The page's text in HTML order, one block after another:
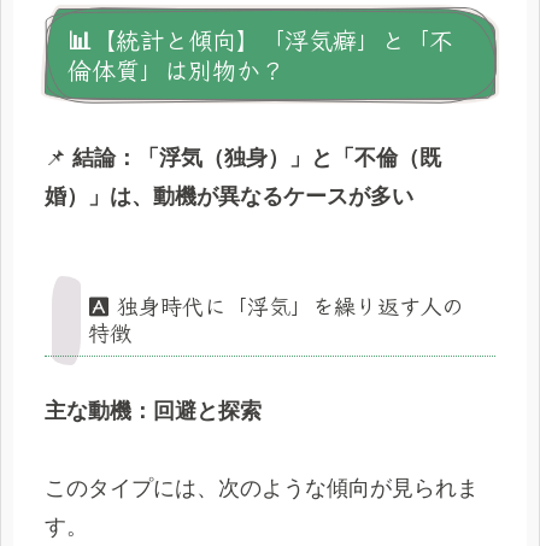
📊【統計と傾向】「浮気癖」と「不
倫体質」は別物か？
📌 結論：「浮気（独身）」と「不倫（既
婚）」は、動機が異なるケースが多い
🅰️ 独身時代に「浮気」を繰り返す人の
特徴
主な動機：回避と探索
このタイプには、次のような傾向が見られま
す。